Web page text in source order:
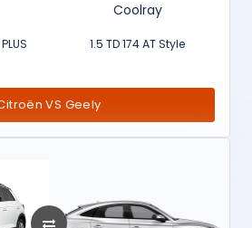
Coolray
1.5 TD 174 AT Style
VS Geely